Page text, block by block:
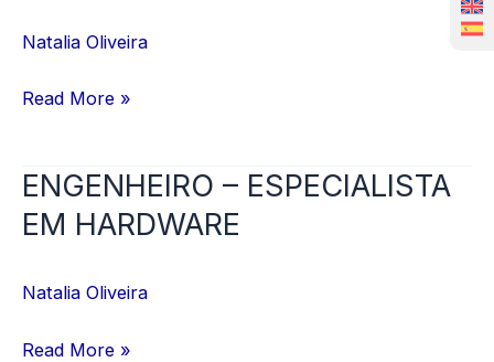
Natalia Oliveira
ENGENHARIA
Read More »
ENGENHEIRO – ESPECIALISTA
EM HARDWARE
Natalia Oliveira
ENGENHEIRO
–
EM
Read More »